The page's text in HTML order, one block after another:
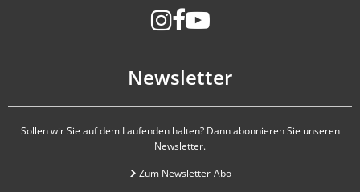
Newsletter
Sollen wir Sie auf dem Laufenden halten? Dann abonnieren Sie unseren
Newsletter.
Zum Newsletter-Abo